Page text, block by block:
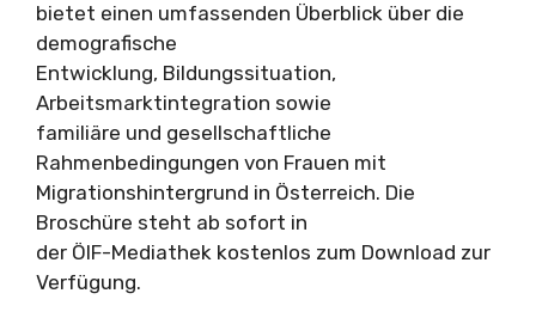
bietet einen umfassenden Überblick über die
demografische
Entwicklung, Bildungssituation,
Arbeitsmarktintegration sowie
familiäre und gesellschaftliche
Rahmenbedingungen von Frauen mit
Migrationshintergrund in Österreich. Die
Broschüre steht ab sofort in
der ÖIF-Mediathek kostenlos zum Download zur
Verfügung.